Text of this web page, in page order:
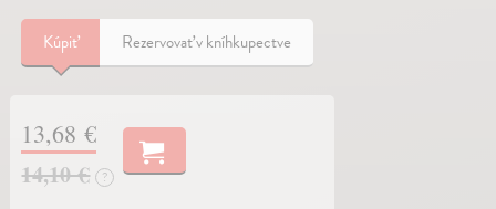
Kúpiť Rezervovať v kníhkupectve
13,68 €
14,10 €
?